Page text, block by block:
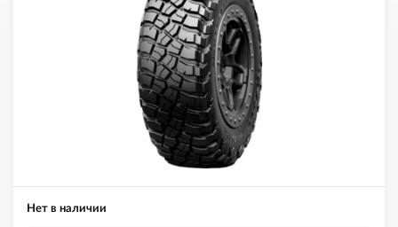
Нет в наличии